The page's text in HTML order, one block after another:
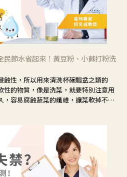
民節水省起來！黃豆粉、小蘇打粉洗
蝕性，所以用來清洗杯碗瓢盆之類的
性的物質，像是洗菜，就要特別注意用
，容易腐蝕蔬菜的纖維，讓菜軟掉不清